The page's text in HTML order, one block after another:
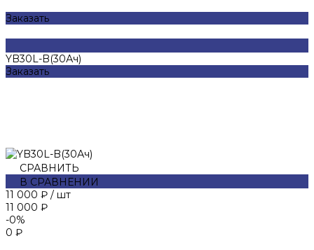
Заказать
YB30L-B(30Ач)
Заказать
СРАВНИТЬ
В СРАВНЕНИИ
11 000 ₽ / шт
11 000 ₽
-0%
0 ₽